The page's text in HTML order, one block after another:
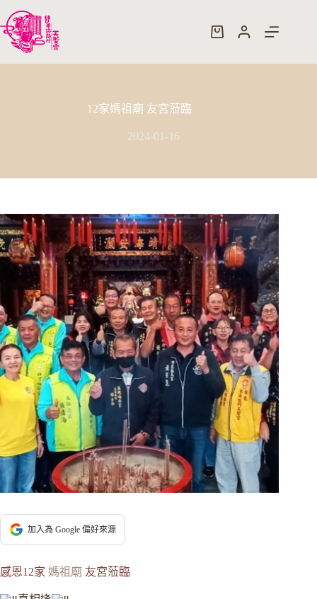
至
主
購
12家媽祖廟 友宮蒞臨
2024-01-16
加入為 Google 偏好來源
感恩12家 媽祖廟 友宮蒞臨